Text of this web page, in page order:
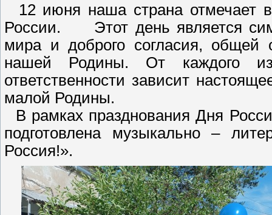
12 июня наша страна отмечает
России. Этот день является
мира и доброго согласия, общей
нашей Родины. От каждого
ответственности зависит
малой Родины.
В рамках празднования Дня
подготовлена музыкально –
Россия!».